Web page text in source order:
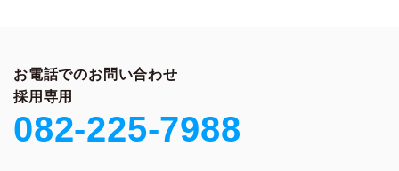
お電話でのお問い合わせ
採用専用
082-225-7988